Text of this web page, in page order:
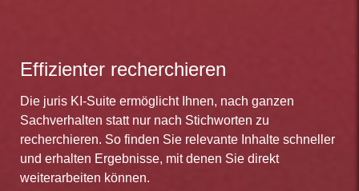
Effizienter recherchieren
Die juris KI-Suite ermöglicht Ihnen, nach ganzen
Sachverhalten statt nur nach Stichworten zu
recherchieren. So finden Sie relevante Inhalte schneller
und erhalten Ergebnisse, mit denen Sie direkt
weiterarbeiten können.